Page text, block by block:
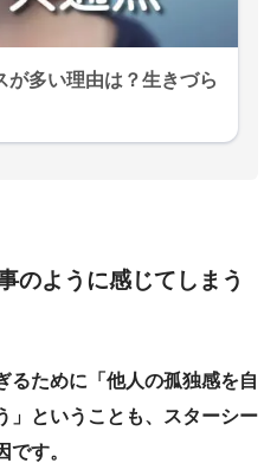
が多い理由は？生きづら
のように感じてしまう
るために「他人の孤独感を自
」ということも、スターシー
です。